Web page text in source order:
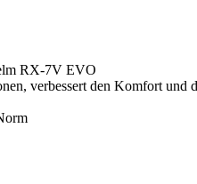
RX-7V EVO
verbessert den Komfort und